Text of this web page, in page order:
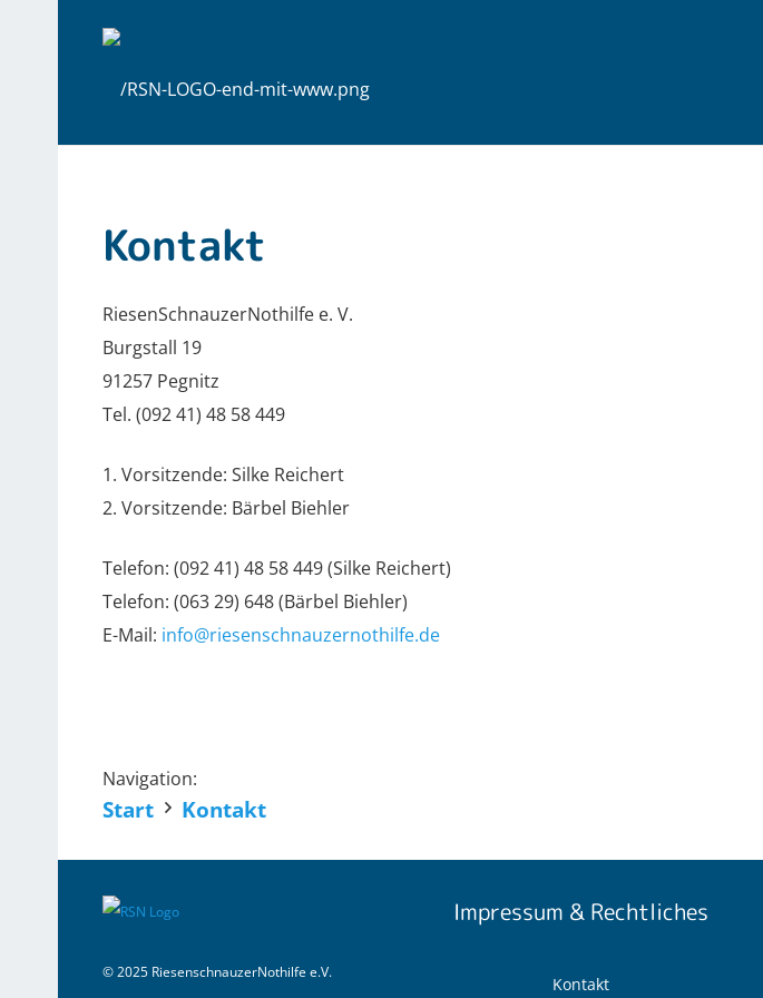
Kontakt
RiesenSchnauzerNothilfe e. V.
Burgstall 19
91257 Pegnitz
Tel. (092 41) 48 58 449
1. Vorsitzende: Silke Reichert
2. Vorsitzende: Bärbel Biehler
Telefon: (092 41) 48 58 449 (Silke Reichert)
Telefon: (063 29) 648 (Bärbel Biehler)
E-Mail: info@riesenschnauzernothilfe.de
Navigation:
Start Kontakt
© 2025 RiesenschnauzerNothilfe e.V.
Impressum & Rechtliches
Kontakt